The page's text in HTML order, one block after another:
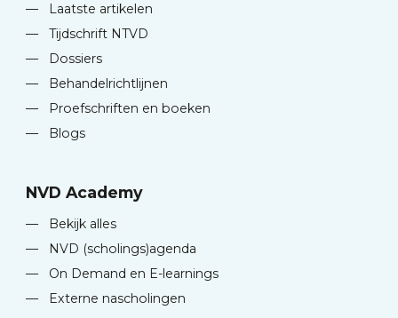
—
Laatste artikelen
—
Tijdschrift NTVD
—
Dossiers
—
Behandelrichtlijnen
—
Proefschriften en boeken
—
Blogs
NVD Academy
—
Bekijk alles
—
NVD (scholings)agenda
—
On Demand en E-learnings
—
Externe nascholingen